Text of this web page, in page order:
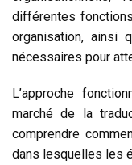
différentes
organisation, ainsi
nécessaires pour
L’approche
marché de la
comprendre
dans lesquelles les